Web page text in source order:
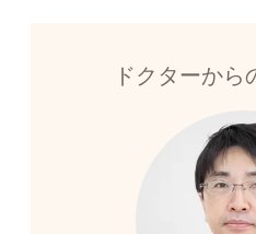
ドクターから